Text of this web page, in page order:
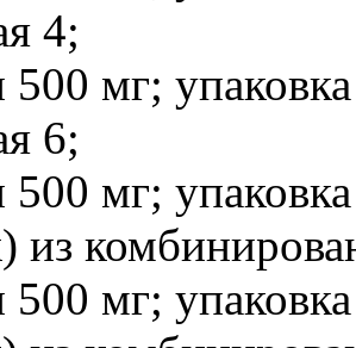
4;
500 мг;
6;
500 мг;
из
500 мг;